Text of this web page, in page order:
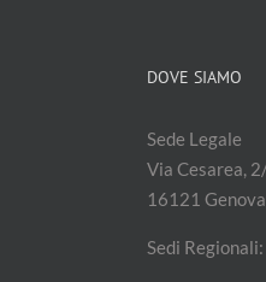
DOVE SIAMO
Sede Legale
Via Cesarea,
16121
Sedi Regionali: